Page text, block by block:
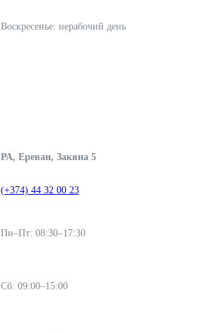
Воскресенье: нерабочий день
РА, Ереван, Закяна 5
(+374) 44 32 00 23
Пн–Пт: 08:30–17:30
Сб: 09:00–15:00